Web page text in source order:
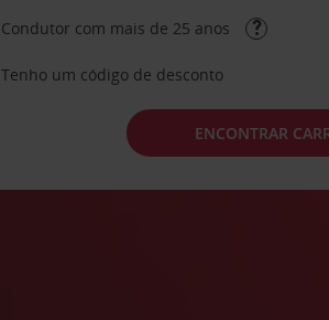
Condutor com mais de 25 anos
Tenho um código de desconto
ENCONTRAR